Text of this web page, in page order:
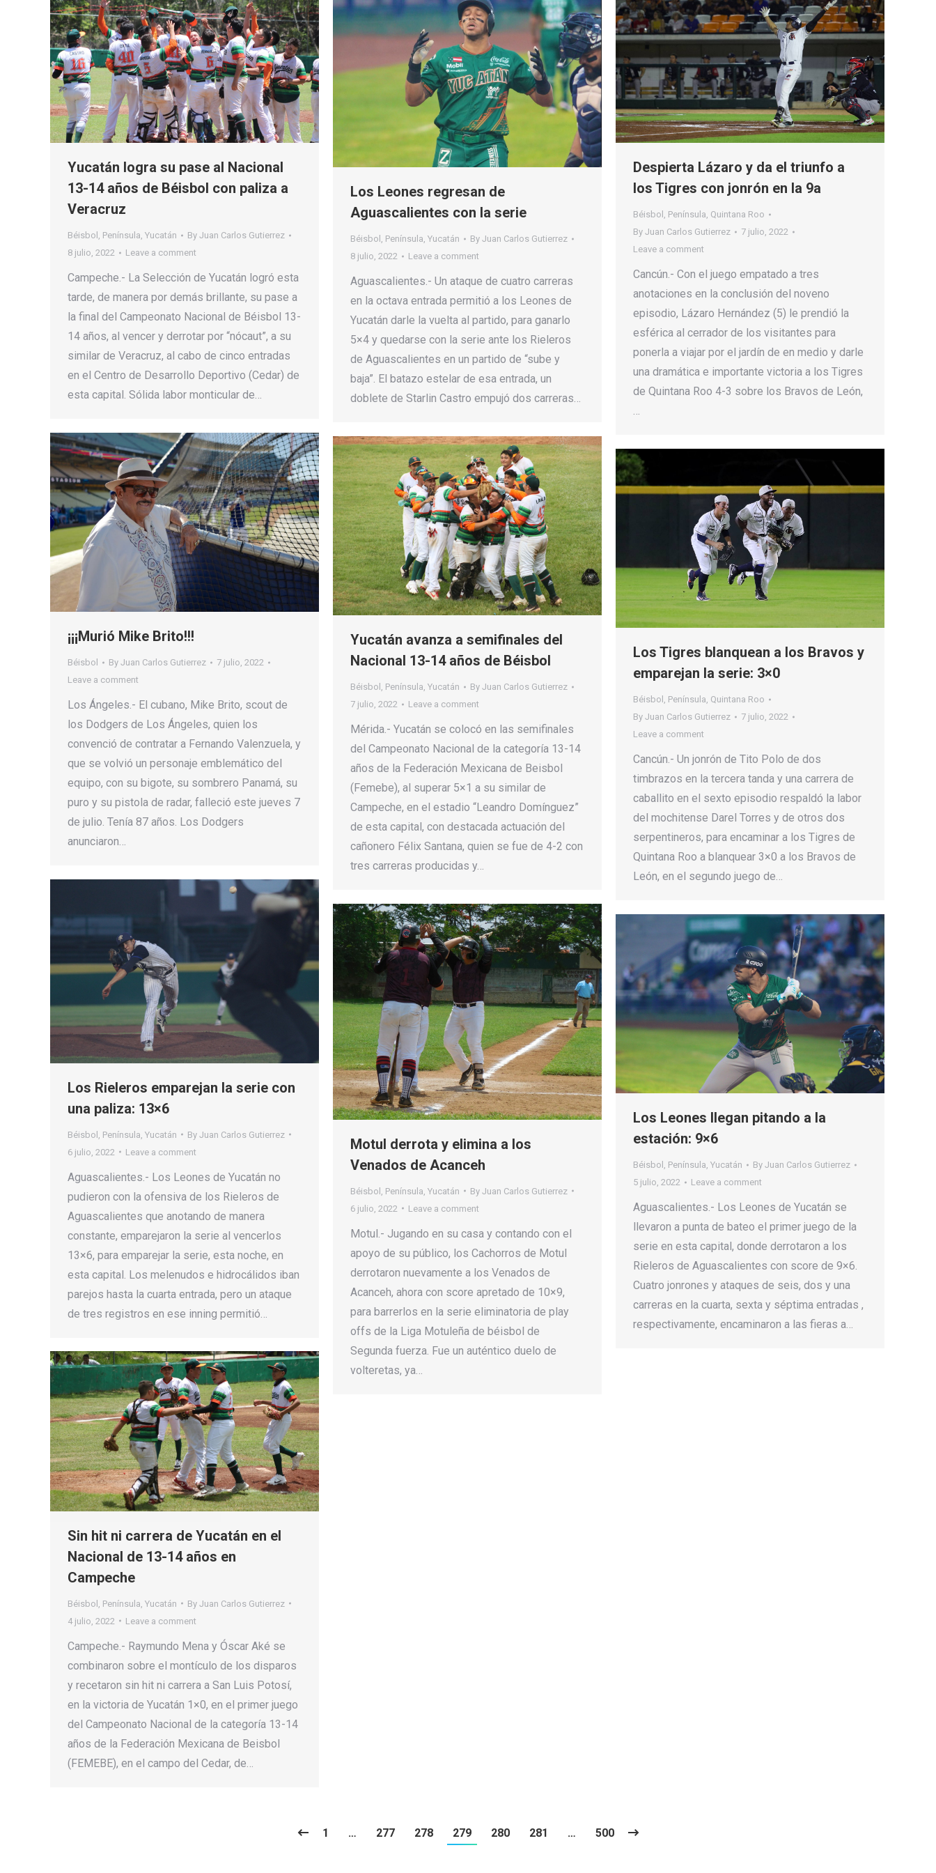
Yucatán logra su pase al Nacional
13-14 años de Béisbol con paliza a
Veracruz
Béisbol , Península, Yucatán By Juan Carlos Gutierrez
8 julio, 2022
Leave a comment
Campeche.- La Selección de Yucatán logró esta
tarde, de manera por demás brillante, su pase a
la final del Campeonato Nacional de Béisbol 13-
14 años, al vencer y derrotar por “nócaut”, a su
similar de Veracruz, al cabo de cinco entradas
en el Centro de Desarrollo Deportivo (Cedar) de
esta capital. Sólida labor monticular de…
Los Leones regresan de
Aguascalientes con la serie
Béisbol , Península, Yucatán By Juan Carlos Gutierrez
8 julio, 2022
Leave a comment
Aguascalientes.- Un ataque de cuatro carreras
en la octava entrada permitió a los Leones de
Yucatán darle la vuelta al partido, para ganarlo
5×4 y quedarse con la serie ante los Rieleros
de Aguascalientes en un partido de “sube y
baja”. El batazo estelar de esa entrada, un
doblete de Starlin Castro empujó dos carreras…
Despierta Lázaro y da el triunfo a
los Tigres con jonrón en la 9a
Béisbol , Península, Quintana Roo
By Juan Carlos Gutierrez
7 julio, 2022
Leave a comment
Cancún.- Con el juego empatado a tres
anotaciones en la conclusión del noveno
episodio, Lázaro Hernández (5) le prendió la
esférica al cerrador de los visitantes para
ponerla a viajar por el jardín de en medio y darle
una dramática e importante victoria a los Tigres
de Quintana Roo 4-3 sobre los Bravos de León,
…
¡¡¡Murió Mike Brito!!!
Béisbol By Juan Carlos Gutierrez
7 julio, 2022
Leave a comment
Los Ángeles.- El cubano, Mike Brito, scout de
los Dodgers de Los Ángeles, quien los
convenció de contratar a Fernando Valenzuela, y
que se volvió un personaje emblemático del
equipo, con su bigote, su sombrero Panamá, su
puro y su pistola de radar, falleció este jueves 7
de julio. Tenía 87 años. Los Dodgers
anunciaron…
Yucatán avanza a semifinales del
Nacional 13-14 años de Béisbol
Béisbol , Península, Yucatán By Juan Carlos Gutierrez
7 julio, 2022
Leave a comment
Mérida.- Yucatán se colocó en las semifinales
del Campeonato Nacional de la categoría 13-14
años de la Federación Mexicana de Beisbol
(Femebe), al superar 5×1 a su similar de
Campeche, en el estadio “Leandro Domínguez”
de esta capital, con destacada actuación del
cañonero Félix Santana, quien se fue de 4-2 con
tres carreras producidas y…
Los Tigres blanquean a los Bravos y
emparejan la serie: 3×0
Béisbol , Península, Quintana Roo
By Juan Carlos Gutierrez
7 julio, 2022
Leave a comment
Cancún.- Un jonrón de Tito Polo de dos
timbrazos en la tercera tanda y una carrera de
caballito en el sexto episodio respaldó la labor
del mochitense Darel Torres y de otros dos
serpentineros, para encaminar a los Tigres de
Quintana Roo a blanquear 3×0 a los Bravos de
León, en el segundo juego de…
Los Rieleros emparejan la serie con
una paliza: 13×6
Béisbol Península Yucatán By Juan Carlos Gutierrez
6 julio, 2022
Leave a comment
Aguascalientes.- Los Leones de Yucatán no
pudieron con la ofensiva de los Rieleros de
Aguascalientes que anotando de manera
constante, emparejaron la serie al vencerlos
13×6, para emparejar la serie, esta noche, en
esta capital. Los melenudos e hidrocálidos iban
parejos hasta la cuarta entrada, pero un ataque
de tres registros en ese inning permitió…
Motul derrota y elimina a los
Venados de Acanceh
Béisbol Península Yucatán By Juan Carlos Gutierrez
6 julio, 2022
Leave a comment
Motul.- Jugando en su casa y contando con el
apoyo de su público, los Cachorros de Motul
derrotaron nuevamente a los Venados de
Acanceh, ahora con score apretado de 10×9,
para barrerlos en la serie eliminatoria de play
offs de la Liga Motuleña de béisbol de
Segunda fuerza. Fue un auténtico duelo de
volteretas, ya…
Los Leones llegan pitando a la
estación: 9×6
Béisbol , Península, Yucatán By Juan Carlos Gutierrez
5 julio, 2022
Leave a comment
Aguascalientes.- Los Leones de Yucatán se
llevaron a punta de bateo el primer juego de la
serie en esta capital, donde derrotaron a los
Rieleros de Aguascalientes con score de 9×6.
Cuatro jonrones y ataques de seis, dos y una
carreras en la cuarta, sexta y séptima entradas ,
respectivamente, encaminaron a las fieras a…
Sin hit ni carrera de Yucatán en el
Nacional de 13-14 años en
Campeche
Béisbol Península Yucatán By Juan Carlos Gutierrez
4 julio, 2022
Leave a comment
Campeche.- Raymundo Mena y Óscar Aké se
combinaron sobre el montículo de los disparos
y recetaron sin hit ni carrera a San Luis Potosí,
en la victoria de Yucatán 1×0, en el primer juego
del Campeonato Nacional de la categoría 13-14
años de la Federación Mexicana de Beisbol
(FEMEBE), en el campo del Cedar, de…
1 … 277 278 279 280 281 … 500